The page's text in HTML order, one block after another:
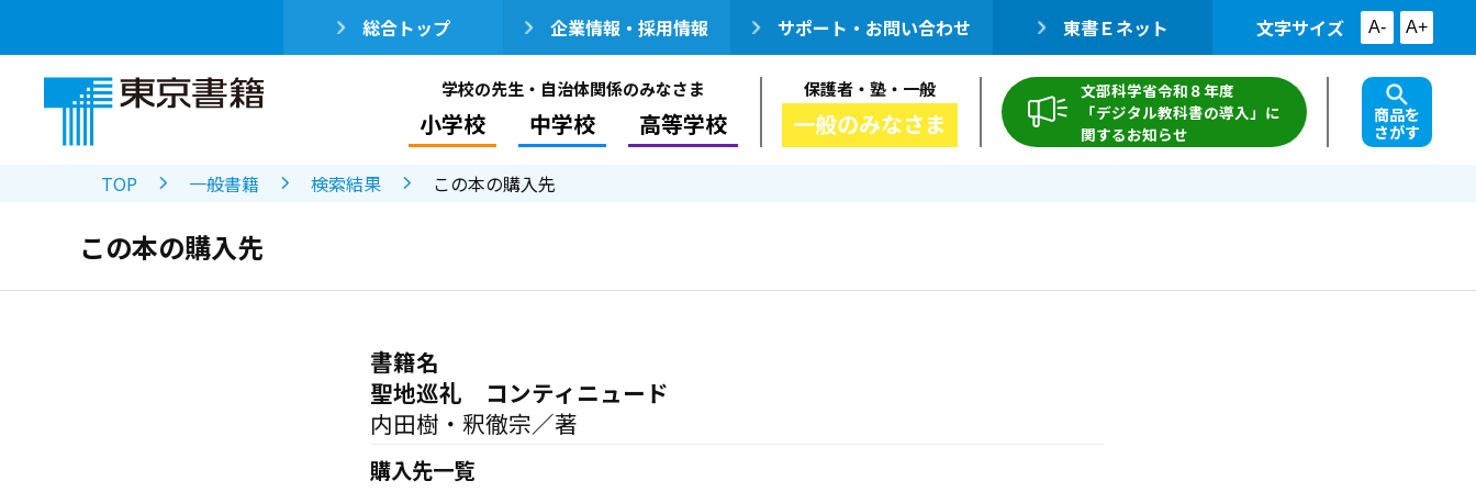
総合トップ 企業情報・採用情報 サポート・お問い合わせ 東書Ｅネット 文字サイズ A- A+
学校の先生・自治体関係のみなさま
小学校 中学校 高等学校
保護者・塾・一般
一般のみなさま
文部科学省令和８年度
「デジタル教科書の導入」に
関するお知らせ
商品を
さがす
TOP 一般書籍 検索結果 この本の購入先
この本の購入先
書籍名
聖地巡礼 コンティニュード
内田樹・釈徹宗／著
購入先一覧